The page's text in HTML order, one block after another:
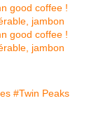
#Twin Peaks